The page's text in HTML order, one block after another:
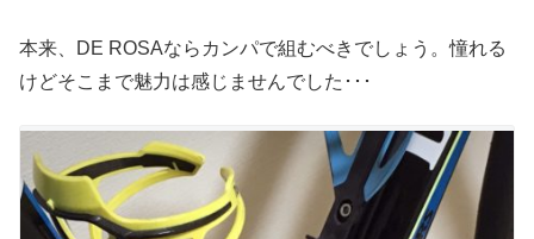
本来、DE ROSAならカンパで組むべきでしょう。憧れる
けどそこまで魅力は感じませんでした･･･